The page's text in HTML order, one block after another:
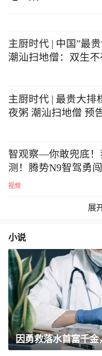
主厨时代 | 中国”最
潮汕扫地僧：双生不
主厨时代 | 最贵大排
夜粥 潮汕扫地僧 预
智观察—你敢兜底！
测！腾势N9智驾勇
视频
展
小说
因勇救落水首富千